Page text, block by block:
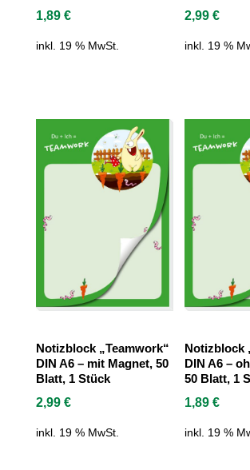
1,89 €
inkl. 19 % MwSt.
2,99€
inkl. 19 %
Notizblock „Teamwork“
DIN A6 – mit Magnet, 50
Blatt, 1 Stück
2,99 €
inkl. 19 % MwSt.
Notizblock
DIN A6 –
50 Blatt, 1
1,89€
inkl. 19 %